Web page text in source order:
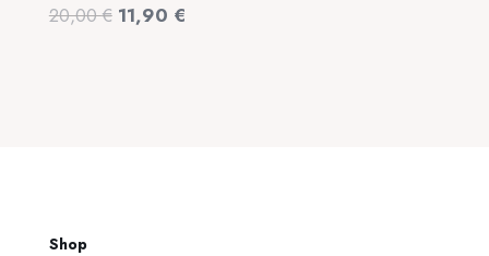
20,00€ Original
11,90 €
Shop